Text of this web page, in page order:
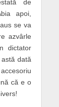
de
apoi,
se va
azvârle
dictator
dată
că e o